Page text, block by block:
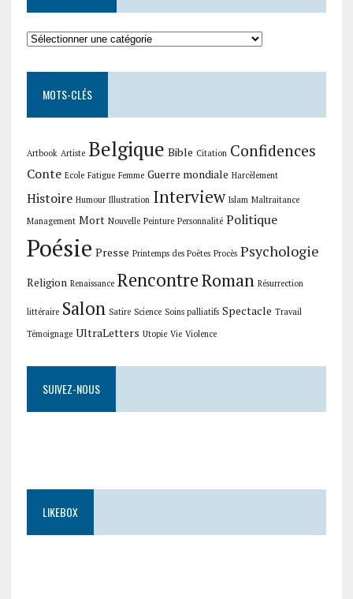
Collections
MOTS-CLÉS
Artbook Artiste Belgique Bible Citation Confidences
Conte Ecole Fatigue Femme Guerre mondiale Harcèlement
Histoire Humour Illustration Interview Islam Maltraitance
Management Mort Nouvelle Peinture Personnalité Politique
Poésie Presse Printemps des Poètes Procès Psychologie
Religion Renaissance RencontreRoman Résurrection
littéraire Salon Satire Science Soins palliatifs Spectacle Travail
Témoignage UltraLetters Utopie Vie Violence
SUIVEZ-NOUS
LIKEBOX